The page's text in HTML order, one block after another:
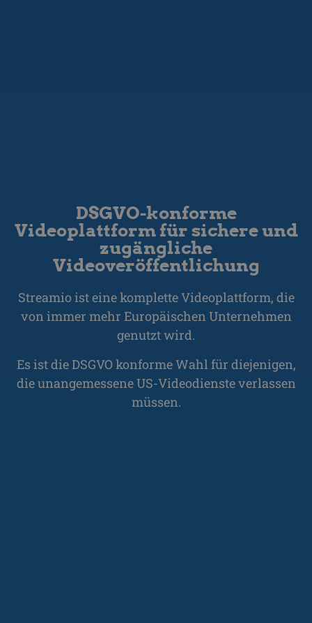
DSGVO-konforme
Videoplattform für sichere und
zugängliche
Videoveröffentlichung
Streamio ist eine komplette Videoplattform, die
von immer mehr Europäischen Unternehmen
genutzt wird.
Es ist die DSGVO konforme Wahl für diejenigen,
die unangemessene US-Videodienste verlassen
müssen.